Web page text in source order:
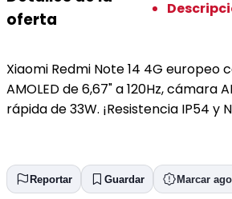
oferta
Xiaomi Redmi Note 14 4G europeo
AMOLED de 6,67" a 120Hz, cámara
rápida de 33W. ¡Resistencia IP54 y
Reportar Guardar Marcar